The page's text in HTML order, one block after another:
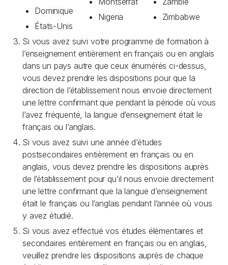
Dominique
États-Unis
Nigeria
Zimbabwe
Si vous avez suivi votre programme de formation à
l’enseignement entièrement en français ou en anglais
dans un pays autre que ceux énumérés ci-dessus,
vous devez prendre les dispositions pour que la
direction de l’établissement nous envoie directement
une lettre confirmant que pendant la période où vous
l’avez fréquenté, la langue d’enseignement était le
français ou l’anglais.
Si vous avez suivi une année d’études
postsecondaires entièrement en français ou en
anglais, vous devez prendre les dispositions auprès
de l’établissement pour qu’il nous envoie directement
une lettre confirmant que la langue d’enseignement
était le français ou l’anglais pendant l’année où vous
y avez étudié.
Si vous avez effectué vos études élémentaires et
secondaires entièrement en français ou en anglais,
veuillez prendre les dispositions auprès de chaque